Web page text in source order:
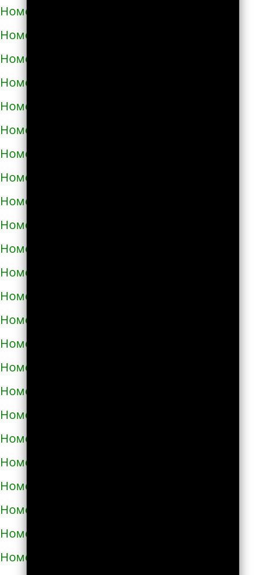
Номера телефонов такси в Тульчине
Номера телефонов такси в Ужгороде
Номера телефонов такси в Узине
Номера телефонов такси в Украинке
Номера телефонов такси в Умани
Номера телефонов такси в Фастове
Номера телефонов такси в Харькове
Номера телефонов такси в Херсоне
Номера телефонов такси в Хмельнике
Номера телефонов такси в Хмельницком
Номера телефонов такси в Хороле
Номера телефонов такси в Христиновке
Номера телефонов такси в Хусте
Номера телефонов такси в Червонограде
Номера телефонов такси в Черкассах
Номера телефонов такси в Чернигове
Номера телефонов такси в Черновцах
Номера телефонов такси в Черноморске
Номера телефонов такси в Чорткове
Номера телефонов такси в Чугуеве
Номера телефонов такси в Шепетовке
Номера телефонов такси в Шостке
Номера телефонов такси в Шполе
Номера телефонов такси в Энергодаре